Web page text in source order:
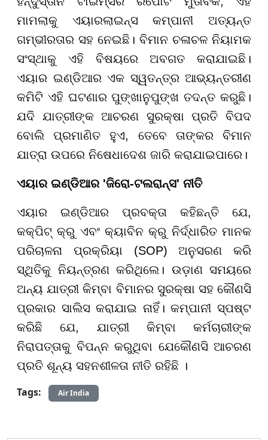
ମାମଲାକୁ ଏୟାରଲାଇନ୍ସ କମ୍ପାନୀ ଅତ୍ୟନ୍ତ
ଗମ୍ଭୀରତାର ସହ ନେଇଛି। ବିମାନ ଚଳାଚଳ ନିୟାମକ
ସଂସ୍ଥାକୁ ଏହି ବିଷୟରେ ଅବଗତ କରାଯାଇଛି।
ଏୟାର ଇଣ୍ଡିଆର ଏକ ସ୍ୱତନ୍ତ୍ର ଆଭ୍ୟନ୍ତରୀଣ
କମିଟି ଏହି ଘଟଣାର ପୁଙ୍ଖାନୁପୁଙ୍ଖ ତଦନ୍ତ କରୁଛି।
ଯଦି ଯାତ୍ରୀଙ୍କ ଆଚରଣ ସୁରକ୍ଷା ପ୍ରତି ବିପଦ
ବୋଲି ପ୍ରମାଣିତ ହୁଏ, ତେବେ ତାଙ୍କର ବିମାନ
ଯାତ୍ରା ଉପରେ ନିଷେଧାଦେଶ ଜାରି କରାଯାଇପାରେ।
ଏୟାର ଇଣ୍ଡିଆର 'ଜିରୋ-ଟଲରାନ୍ସ' ନୀତି
ଏୟାର ଇଣ୍ଡିଆର ପ୍ରବକ୍ତା କହିଛନ୍ତି ଯେ,
କକ୍ପିଟ୍ କ୍ରୁ ଏବଂ କ୍ୟାବିନ କ୍ରୁ ନିର୍ଦ୍ଧାରିତ ମାନକ
ପରିଚାଳନା ପ୍ରକ୍ରିୟା (SOP) ଅନୁସରଣ କରି
ସ୍ଥିତିକୁ ନିୟନ୍ତ୍ରଣ କରିଥିଲେ। ଉଡ଼ାଣ ସମୟରେ
ଅନ୍ୟ ଯାତ୍ରୀ କିମ୍ବା ବିମାନର ସୁରକ୍ଷା ସହ କୌଣସି
ପ୍ରକାର ସାଲିସ କରାଯାଇ ନାହିଁ। କମ୍ପାନୀ ସ୍ପଷ୍ଟ
କରିଛି ଯେ, ଯାତ୍ରୀ କିମ୍ବା କର୍ମଚାରୀଙ୍କ
ନିରାପତ୍ତାକୁ ବିପନ୍ନ କରୁଥିବା ଯେକୌଣସି ଆଚରଣ
ପ୍ରତି ଶୂନ୍ୟ ସହନଶୀଳତା ନୀତି ରହିଛି ।
Tags:
Air India